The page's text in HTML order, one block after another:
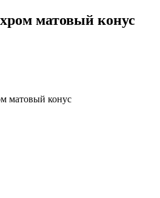
матовый конус
матовый конус